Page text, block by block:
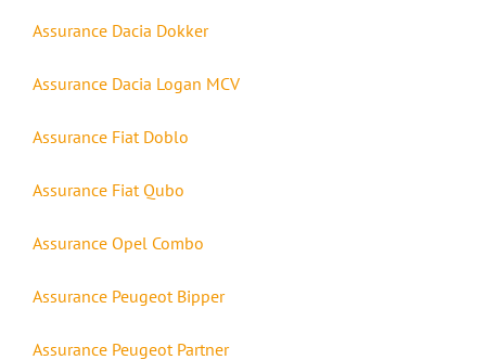
Assurance Dacia Dokker
Assurance Dacia Logan MCV
Assurance Fiat Doblo
Assurance Fiat Qubo
Assurance Opel Combo
Assurance Peugeot Bipper
Assurance Peugeot Partner